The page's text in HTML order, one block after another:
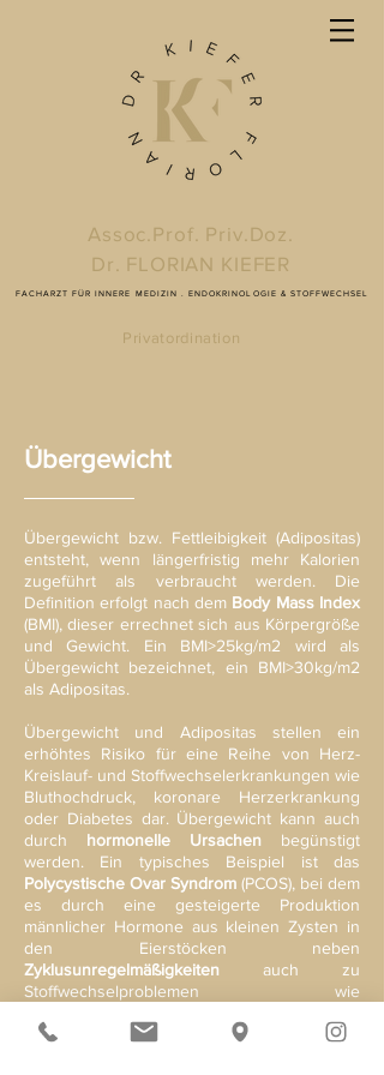
Assoc.Prof. Priv.Doz.
Dr. FLORIAN KIEFER
FACHARZT FÜR INNERE MEDIZIN . ENDOKRINOLOGIE & STOFFWECHSEL
Privatordination
Übergewicht
Übergewicht bzw. Fettleibigkeit (Adipositas)
entsteht, wenn längerfristig mehr Kalorien
zugeführt als verbraucht werden. Die
Definition erfolgt nach dem Body Mass Index
(BMI), dieser errechnet sich aus Körpergröße
und Gewicht. Ein BMI>25kg/m2 wird als
Übergewicht bezeichnet, ein BMI>30kg/m2
als Adipositas.
Übergewicht und Adipositas stellen ein
erhöhtes Risiko für eine Reihe von Herz-
Kreislauf- und Stoffwechselerkrankungen wie
Bluthochdruck, koronare Herzerkrankung
oder Diabetes dar. Übergewicht kann auch
durch hormonelle Ursachen begünstigt
werden. Ein typisches Beispiel ist das
Polycystische Ovar Syndrom (PCOS), bei dem
es durch eine gesteigerte Produktion
männlicher Hormone aus kleinen Zysten in
den Eierstöcken neben
Zyklusunregelmäßigkeiten auch zu
Stoffwechselproblemen wie
kommen kann. Neben einem gesunden